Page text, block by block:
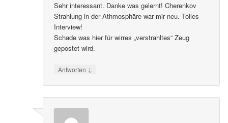
Sehr interessant. Danke was gelernt! Cherenkov
Strahlung in der Athmosphäre war mir neu. Tolles
Interview!
Schade was hier für wirres „verstrahltes“ Zeug
gepostet wird.
Antworten ↓